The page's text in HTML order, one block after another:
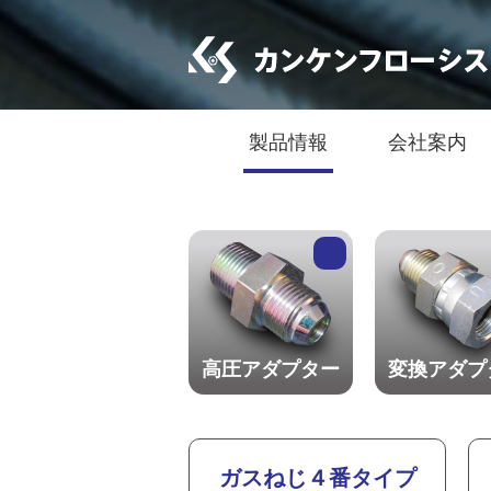
製品情報 会社案内
高圧アダプター 変換アダプ
ガスねじ４番タイプ